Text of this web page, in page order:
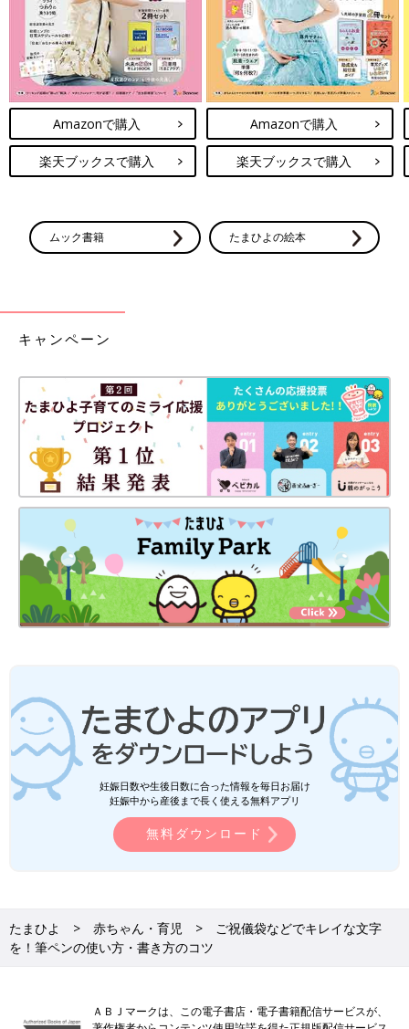
Amazonで購入
楽天ブックスで購入
Amazonで購入
楽天ブックスで購入
ムック書籍 たまひよの絵本
キャンペーン
妊娠日数や生後日数に合った情報を毎日お届け
妊娠中から産後まで長く使える無料アプリ
無料ダウンロード
たまひよ 赤ちゃん・育児
ご祝儀袋などでキレイな文字
を！筆ペンの使い方・書き方のコツ
ＡＢＪマークは、この電子書店・電子書籍配信サービスが、